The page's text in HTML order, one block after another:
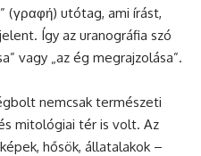
(γραφή) utótag, ami írást,
Így az uranográfia szó
vagy „az ég megrajzolása”.
nemcsak természeti
mitológiai tér is volt. Az
hősök, állatalakok –